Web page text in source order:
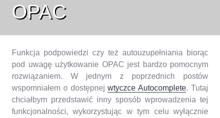
OPAC
Funkcja podpowiedzi czy też autouzupełniania biorąc
pod uwagę użytkowanie OPAC jest bardzo pomocnym
rozwiązaniem. W jednym z poprzednich postów
wspomniałem o dostępnejwtyczce Autocomplete. Tutaj
chciałbym przedstawić inny sposób wprowadzenia tej
funkcjonalności, wykorzystując w tym celu wyłącznie